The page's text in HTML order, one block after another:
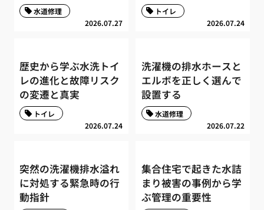
2026.07.27
水道修理
2026.07.24
トイレ
歴史から学ぶ水洗トイ
レの進化と故障リスク
の変遷と真実
2026.07.24
トイレ
洗濯機の排水ホースと
エルボを正しく選んで
設置する
2026.07.22
水道修理
突然の洗濯機排水溢れ
に対処する緊急時の行
動指針
集合住宅で起きた水詰
まり被害の事例から学
ぶ管理の重要性